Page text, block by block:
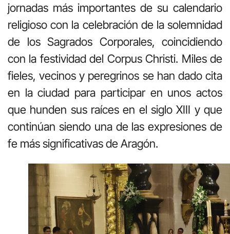
jornadas más importantes de su calendario
religioso con la celebración de la solemnidad
de los Sagrados Corporales, coincidiendo
con la festividad del Corpus Christi. Miles de
fieles, vecinos y peregrinos se han dado cita
en la ciudad para participar en unos actos
que hunden sus raíces en el siglo XIII y que
continúan siendo una de las expresiones de
fe más significativas de Aragón.